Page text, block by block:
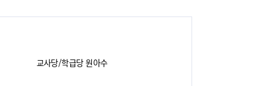
교사당/학급당 원아수